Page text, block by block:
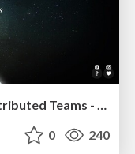
0 240